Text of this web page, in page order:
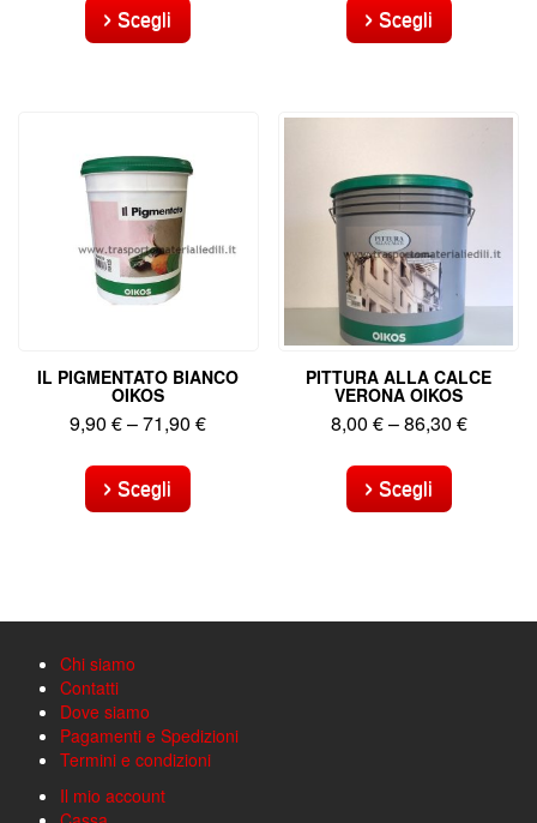
Scegli
prodotto
ha
essere
pagina
Scegli
prodotto
ha
essere
scelte
nella
pagina
prodotto
IL PIGMENTATO BIANCO
OIKOS
9,90€–71,90€
Scegli
prodotto
ha
possono
del
prodotto
PITTURA ALLA CALCE
VERONA OIKOS
8,00 €–86,30 €
Scegli
prodotto
ha
possono
Chi siamo
Contatti
Dove siamo
Pagamenti e Spedizioni
Termini e condizioni
Il mio account